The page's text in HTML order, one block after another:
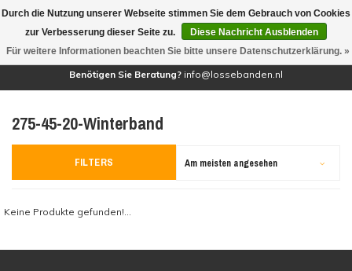
(0)
Benötigen Sie Beratung? info@lossebanden.nl
275-45-20-Winterband
FILTERS Am meisten angesehen
Keine Produkte gefunden!...
Durch die Nutzung unserer Webseite stimmen Sie dem Gebrauch von Cookies
zur Verbesserung dieser Seite zu.
Diese Nachricht Ausblenden
Für weitere Informationen beachten Sie bitte unsere Datenschutzerklärung. »